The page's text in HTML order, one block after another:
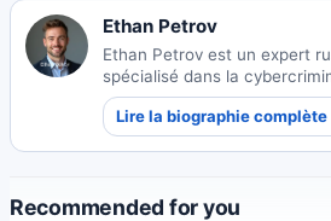
Ethan Petrov
Ethan Petrov est un expert
spécialisé dans la
menaces numériques. Son
l'évolution du paysage des
Lire la biographie
Recommended for you